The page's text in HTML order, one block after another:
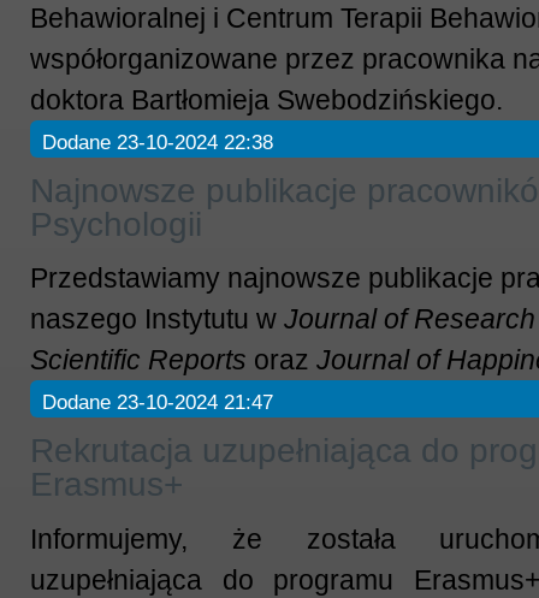
Behawioralnej i Centrum Terapii
współorganizowane przez pracownika
doktora Bartłomieja Swebodzińskiego.
Dodane 23-10-2024 22:38
Najnowsze publikacje
Psychologii
Przedstawiamy najnowsze publikacje
naszego Instytutu w Journal of
Scientific Reports oraz Journal of
Dodane 23-10-2024 21:47
Rekrutacja uzupełniająca do
Erasmus+
Informujemy, że została
uzupełniająca do programu